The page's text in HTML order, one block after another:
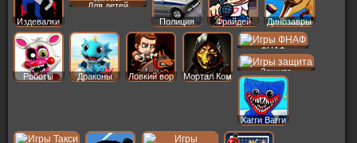
Издевалки
Для детей
Полиция
Фрайдей Динозавры
Роботы Драконы Ловкий вор Мортал Ком
ФНАФ
Защита
Хагги Вагги